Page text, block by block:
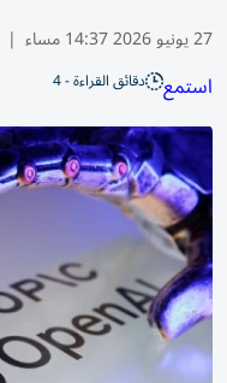
27 يونيو 2026 14:37 مساء |
استمع دقائق القراءة - 4